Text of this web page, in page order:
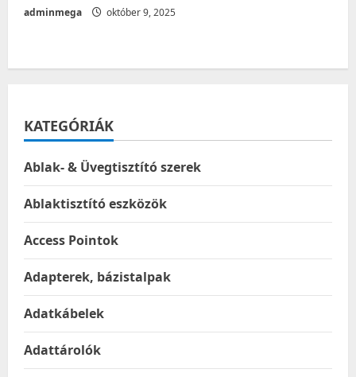
adminmega október 9, 2025
KATEGÓRIÁK
Ablak- & Üvegtisztító szerek
Ablaktisztító eszközök
Access Pointok
Adapterek, bázistalpak
Adatkábelek
Adattárolók